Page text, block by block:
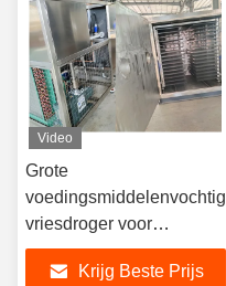
Video
Grote
voedingsmiddelenvochtig
vriesdroger voor
industriële toepassingen
Krijg Beste Prijs